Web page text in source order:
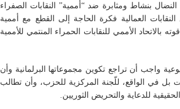
بنشاط ومثابرة ضد “أممية” النقابات الصفراء
العمالية فكرة الحاجة إلى القطع مع أممية
الأممي للنقابات الحمراء المنتمي للأممية
واجب أن تراجع تكوين مجموعاتها البرلمانية وأن
بل في الواقع، للّجنة المركزية للحزب، وأن تطالب
للدعاية والتحريض الثوريين.